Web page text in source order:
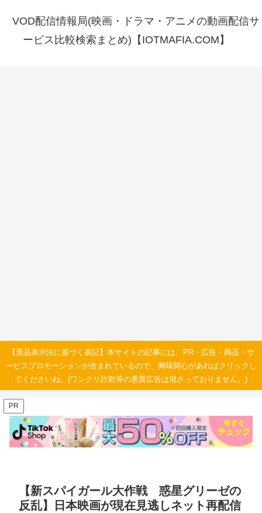
VOD配信情報局(映画・ドラマ・アニメの動画配信サ
ービス比較検索まとめ)【IOTMAFIA.COM】
【景品表示法に基づく表記】本サイトの記事には、PR・広告・商品・サ
ービスプロモーションが含まれているので、興味関心があればクリックし
てくださいね。(ワンクリ詐欺等の悪質広告は混ざっておりません。)
PR
【新スパイガール大作戦 惑星グリーゼの
反乱】日本映画が現在見逃しネット再配信